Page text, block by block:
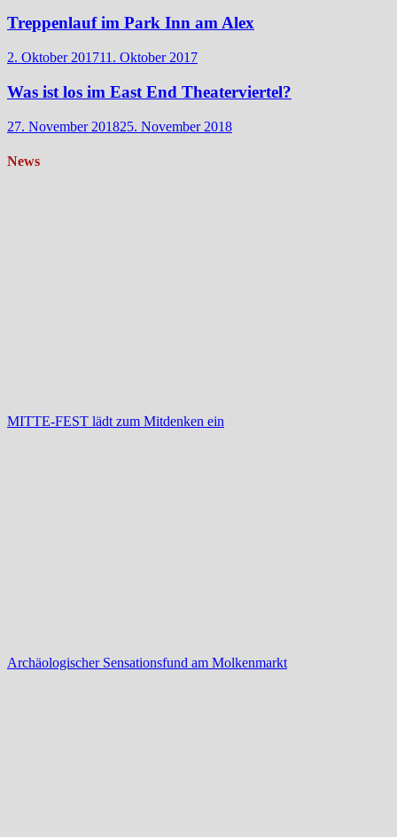
Treppenlauf im Park Inn am Alex
2. Oktober 201711. Oktober 2017
Was ist los im East End Theaterviertel?
27. November 201825. November 2018
News
MITTE-FEST lädt zum Mitdenken ein
Archäologischer Sensationsfund am Molkenmarkt